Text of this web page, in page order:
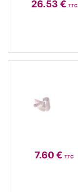
26.53 € TTC
7.60 € TTC